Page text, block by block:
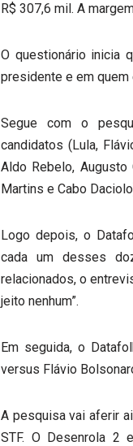
R$ 307,6 mil. A
O questionário inicia
presidente e em quem
Segue com o
candidatos (Lula,
Aldo Rebelo, Augusto
Martins e Cabo
Logo depois, o
cada um desses
relacionados, o
jeito nenhum”.
Em seguida, o
versus Flávio
A pesquisa vai aferir
STF. O Desenrola 2